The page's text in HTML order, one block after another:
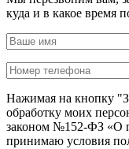
куда и в какое время
Нажимая на кнопку
обработку моих
законом №152-ФЗ «О
принимаю условия